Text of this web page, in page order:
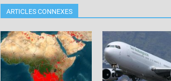
ARTICLES CONNEXES